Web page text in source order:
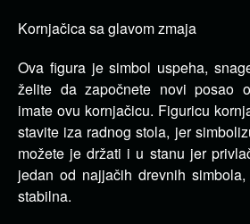
Kornjačica sa glavom zmaja
Ova figura je simbol uspeha,
želite da započnete novi posao
imate ovu kornjačicu. Figuricu
stavite iza radnog stola, jer
možete je držati i u stanu jer
jedan od najjačih drevnih
stabilna.